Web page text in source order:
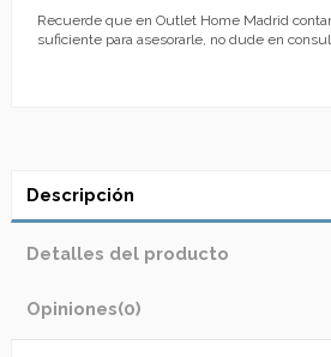
Recuerde que en Outlet Home Madrid
suficiente para asesorarle, no dude en
Descripción
Detalles del producto
Opiniones(0)